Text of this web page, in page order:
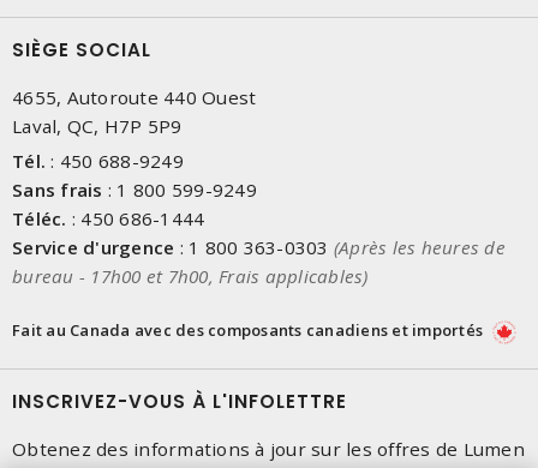
SIÈGE SOCIAL
4655, Autoroute 440 Ouest
Laval, QC, H7P 5P9
Tél. : 450 688-9249
Sans frais : 1 800 599-9249
Téléc. : 450 686-1444
Service d'urgence : 1 800 363-0303 (Après les heures de
bureau - 17h00 et 7h00, Frais applicables)
Fait au Canada avec des composants canadiens et importés
INSCRIVEZ-VOUS À L'INFOLETTRE
Obtenez des informations à jour sur les offres de Lumen